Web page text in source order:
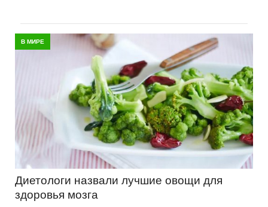
В МИРЕ
Диетологи назвали лучшие овощи для
здоровья мозга